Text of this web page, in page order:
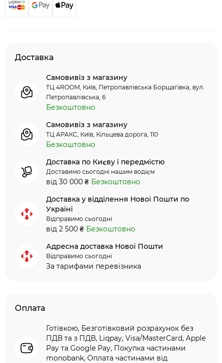
Доставка
Самовивіз з магазину
ТЦ 4ROOM, Київ, Петропавлівська Борщагівка, вул.
Петропавлівська, 6
Безкоштовно
Самовивіз з магазину
ТЦ АРАКС, Київ, Кільцева дорога, 110
Безкоштовно
Доставка по Києву і передмістю
Доставимо сьогодні нашим водієм
від 30 000 ₴ Безкоштовно
Доставка у відділення Нової Пошти по
Україні
Відправимо сьогодні
від 2 500 ₴ Безкоштовно
Адресна доставка Нової Пошти
Відправимо сьогодні
За тарифами перевізника
Оплата
Готівкою, Безготівковий розрахунок без
ПДВ та з ПДВ, Liqpay, Visa/MasterCard, Apple
Pay та Google Pay, Покупка частинами
monobank, Оплата частинами від